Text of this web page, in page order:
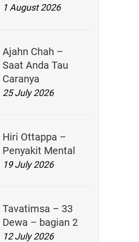
1 August 2026
Ajahn Chah –
Saat Anda Tau
Caranya
25 July 2026
Hiri Ottappa –
Penyakit Mental
19 July 2026
Tavatimsa – 33
Dewa – bagian 2
12 July 2026